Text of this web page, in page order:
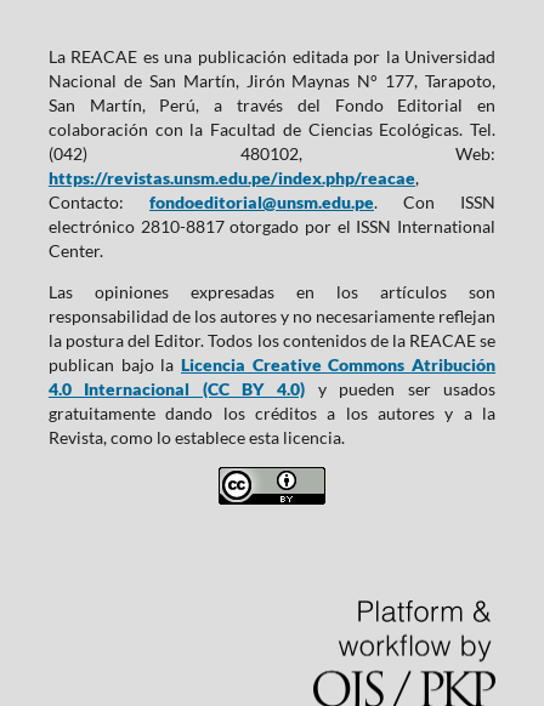
La REACAE es una publicación editada por la Universidad
Nacional de San Martín, Jirón Maynas N° 177, Tarapoto,
San Martín, Perú, a través del Fondo Editorial en
colaboración con la Facultad de Ciencias Ecológicas. Tel.
(042) 480102, Web:
https://revistas.unsm.edu.pe/index.php/reacae,
Contacto: fondoeditorial@unsm.edu.pe. Con ISSN
electrónico 2810-8817 otorgado por el ISSN International
Center.
Las opiniones expresadas en los artículos son
responsabilidad de los autores y no necesariamente reflejan
la postura del Editor. Todos los contenidos de la REACAE se
publican bajo la Licencia Creative Commons Atribución
4.0 Internacional (CC BY 4.0) y pueden ser usados
gratuitamente dando los créditos a los autores y a la
Revista, como lo establece esta licencia.